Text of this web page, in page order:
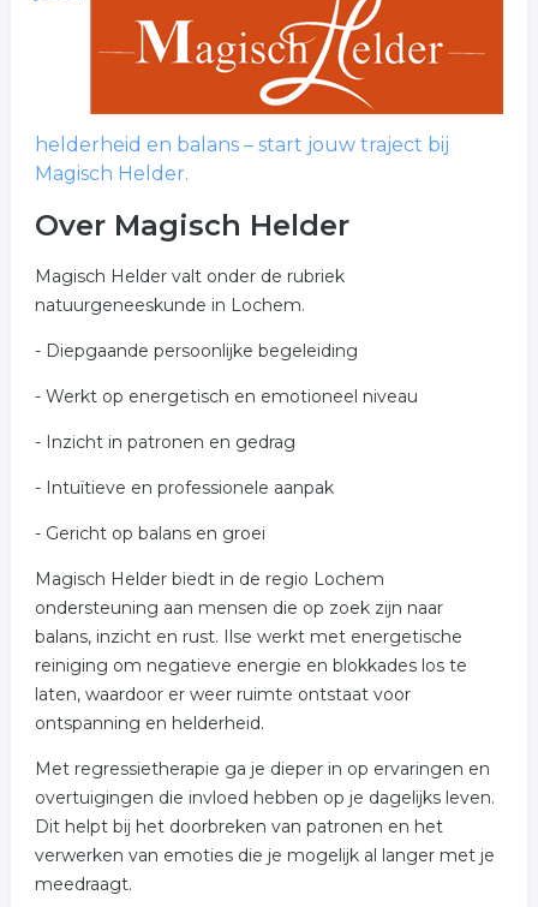
helderheid en balans – start jouw traject bij
Magisch Helder.
Over Magisch Helder
Magisch Helder valt onder de rubriek
natuurgeneeskunde in Lochem.
- Diepgaande persoonlijke begeleiding
- Werkt op energetisch en emotioneel niveau
- Inzicht in patronen en gedrag
- Intuïtieve en professionele aanpak
- Gericht op balans en groei
Magisch Helder biedt in de regio Lochem
ondersteuning aan mensen die op zoek zijn naar
balans, inzicht en rust. Ilse werkt met energetische
reiniging om negatieve energie en blokkades los te
laten, waardoor er weer ruimte ontstaat voor
ontspanning en helderheid.
Met regressietherapie ga je dieper in op ervaringen en
overtuigingen die invloed hebben op je dagelijks leven.
Dit helpt bij het doorbreken van patronen en het
verwerken van emoties die je mogelijk al langer met je
meedraagt.